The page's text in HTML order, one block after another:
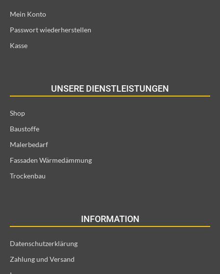
Mein Konto
Passwort wiederherstellen
Kasse
UNSERE DIENSTLEISTUNGEN
Shop
Baustoffe
Malerbedarf
Fassaden Wärmedämmung
Trockenbau
INFORMATION
Datenschutzerklärung
Zahlung und Versand